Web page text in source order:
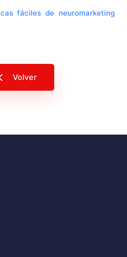
fáciles de neuromarketing
Volver